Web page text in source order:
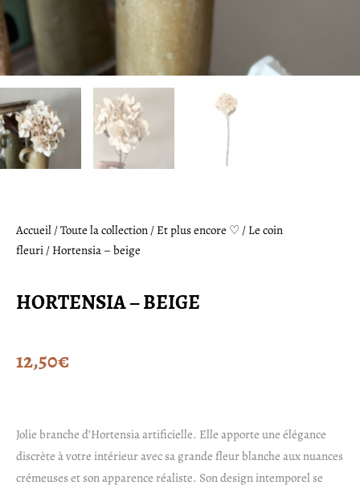
Accueil /Toute la collection / Et plus encore ♡ / Le coin
fleuri / Hortensia – beige
HORTENSIA – BEIGE
12,50€
Jolie branche d’Hortensia artificielle. Elle apporte une élégance
discrète à votre intérieur avec sa grande fleur blanche aux nuances
crémeuses et son apparence réaliste. Son design intemporel se